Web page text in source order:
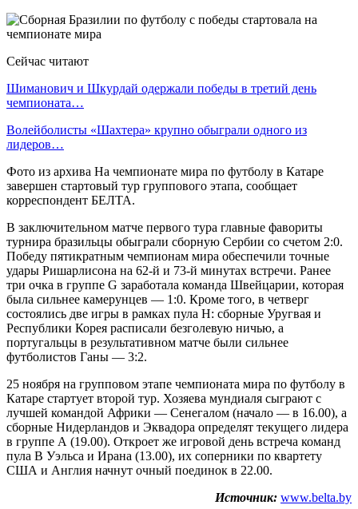
Сейчас читают
Шиманович и Шкурдай одержали победы в третий день
чемпионата…
Волейболисты «Шахтера» крупно обыграли одного из
лидеров…
Фото из архива На чемпионате мира по футболу в Катаре
завершен стартовый тур группового этапа, сообщает
корреспондент БЕЛТА.
В заключительном матче первого тура главные фавориты
турнира бразильцы обыграли сборную Сербии со счетом 2:0.
Победу пятикратным чемпионам мира обеспечили точные
удары Ришарлисона на 62-й и 73-й минутах встречи. Ранее
три очка в группе G заработала команда Швейцарии, которая
была сильнее камерунцев — 1:0. Кроме того, в четверг
состоялись две игры в рамках пула H: сборные Уругвая и
Республики Корея расписали безголевую ничью, а
португальцы в результативном матче были сильнее
футболистов Ганы — 3:2.
25 ноября на групповом этапе чемпионата мира по футболу в
Катаре стартует второй тур. Хозяева мундиаля сыграют с
лучшей командой Африки — Сенегалом (начало — в 16.00), а
сборные Нидерландов и Эквадора определят текущего лидера
в группе А (19.00). Откроет же игровой день встреча команд
пула В Уэльса и Ирана (13.00), их соперники по квартету
США и Англия начнут очный поединок в 22.00.
Источник: www.belta.by